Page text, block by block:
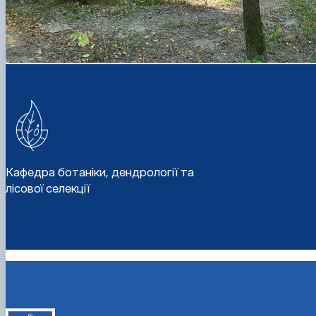
Кафедра ботаніки, дендрології та
лісової селекції